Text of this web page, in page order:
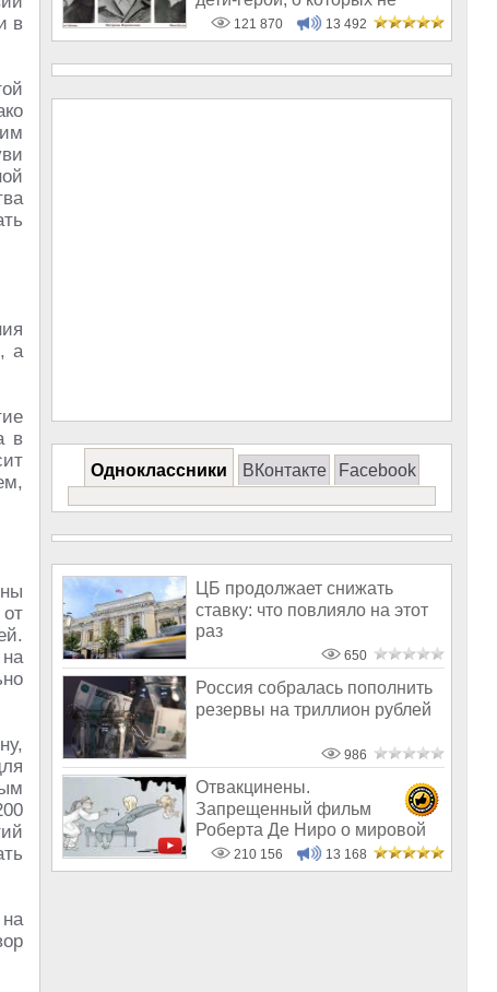
в
а
в
рассказывают в шк
121 870 13 492
Одноклассники ВКонтакте Facebook
ЦБ продолжает снижать
ставку: что повлияло на этот
раз
650
Россия собралась пополнить
резервы на триллион рублей
986
Отвакцинены.
Запрещенный фильм
Роберта Де Ниро о мировой
афере с вакцинами
210 156 13 168